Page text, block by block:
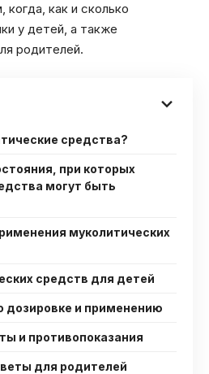
как и сколько
у детей, а также
родителей.
средства?
при которых
могут быть
муколитических
средств для детей
дозировке и применению
и противопоказания
для родителей